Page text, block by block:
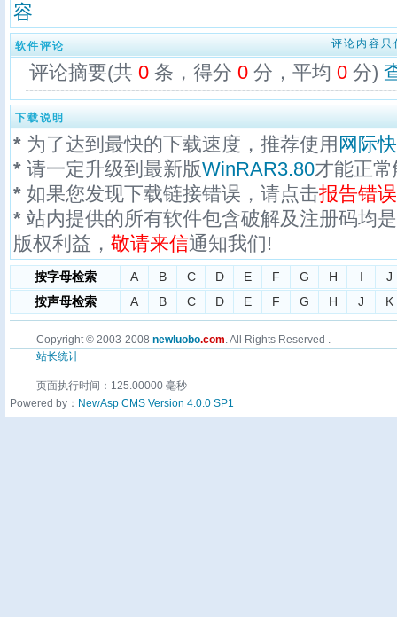
容
软件评论 评论内容只
评论摘要(共 0 条，得分 0 分，平均 0 分)
下载说明
* 为了达到最快的下载速度，推荐使用 网际
* 请一定升级到最新版WinRAR3.80才能正
* 如果您发现下载链接错误，请点击报告错误
* 站内提供的所有软件包含破解及注册码均
版权利益， 敬请来信通知我们!
按字母检索 A B C D E F G H I
J
按声母检索
A B C D E F G H J K
Copyright © 2003-2008 newluobo.com. All Rights Reserved .
站长统计
页面执行时间：125.00000 毫秒
Powered by： NewAsp CMS Version 4.0.0 SP1